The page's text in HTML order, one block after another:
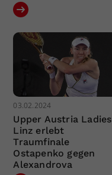
03.02.2024
Upper Austria Ladies
Linz erlebt
Traumfinale
Ostapenko gegen
Alexandrova